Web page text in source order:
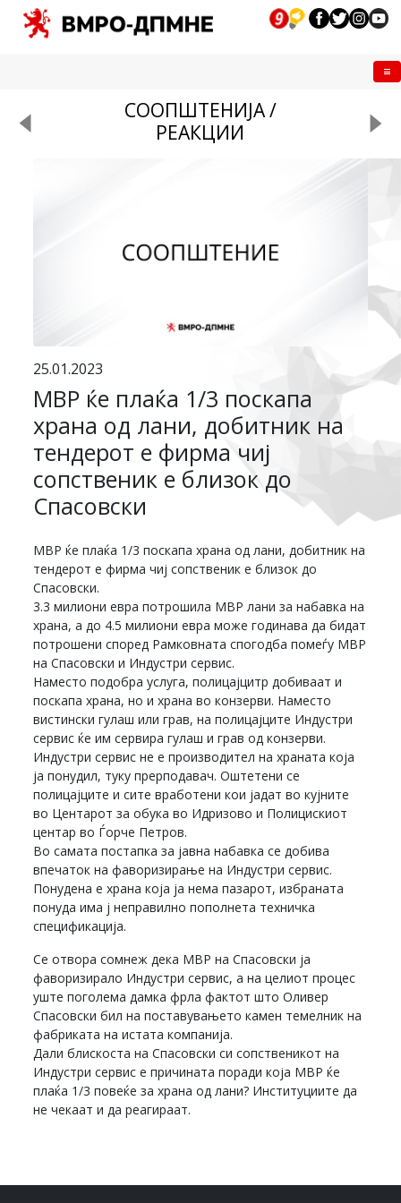
СООПШТЕНИЈА /
РЕАКЦИИ
25.01.2023
МВР ќе плаќа 1/3 поскапа
храна од лани, добитник на
тендерот е фирма чиј
сопственик е близок до
Спасовски
МВР ќе плаќа 1/3 поскапа храна од лани, добитник на
тендерот е фирма чиј сопственик е близок до
Спасовски.
3.3 милиони евра потрошила МВР лани за набавка на
храна, а до 4.5 милиони евра може годинава да бидат
потрошени според Рамковната спогодба помеѓу МВР
на Спасовски и Индустри сервис.
Наместо подобра услуга, полицајцитр добиваат и
поскапа храна, но и храна во конзерви. Наместо
вистински гулаш или грав, на полицајците Индустри
сервис ќе им сервира гулаш и грав од конзерви.
Индустри сервис не е производител на храната која
ја понудил, туку прерподавач. Оштетени се
полицајците и сите вработени кои јадат во кујните
во Центарот за обука во Идризово и Полицискиот
центар во Ѓорче Петров.
Во самата постапка за јавна набавка се добива
впечаток на фаворизирање на Индустри сервис.
Понудена е храна која ја нема пазарот, избраната
понуда има ј неправилно пополнета техничка
спецификација.
Се отвора сомнеж дека МВР на Спасовски ја
фаворизирало Индустри сервис, а на целиот процес
уште поголема дамка фрла фактот што Оливер
Спасовски бил на поставувањето камен темелник на
фабриката на истата компанија.
Дали блискоста на Спасовски си сопственикот на
Индустри сервис е причината поради која МВР ќе
плаќа 1/3 повеќе за храна од лани? Институциите да
не чекаат и да реагираат.